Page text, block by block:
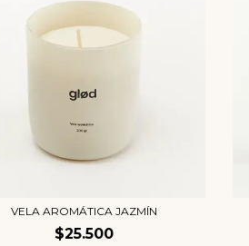
VELA AROMÁTICA JAZMÍN
$25.500